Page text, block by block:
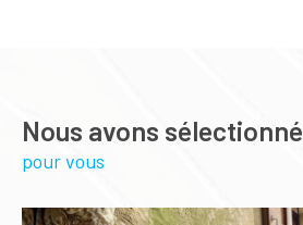
Nous avons sélectionné
pour vous